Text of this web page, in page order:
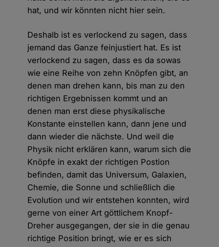
hat, und wir könnten nicht hier sein.
Deshalb ist es verlockend zu sagen, dass
jemand das Ganze feinjustiert hat. Es ist
verlockend zu sagen, dass es da sowas
wie eine Reihe von zehn Knöpfen gibt, an
denen man drehen kann, bis man zu den
richtigen Ergebnissen kommt und an
denen man erst diese physikalische
Konstante einstellen kann, dann jene und
dann wieder die nächste. Und weil die
Physik nicht erklären kann, warum sich die
Knöpfe in exakt der richtigen Postion
befinden, damit das Universum, Galaxien,
Chemie, die Sonne und schließlich die
Evolution und wir entstehen konnten, wird
gerne von einer Art göttlichem Knopf-
Dreher ausgegangen, der sie in die genau
richtige Position bringt, wie er es sich